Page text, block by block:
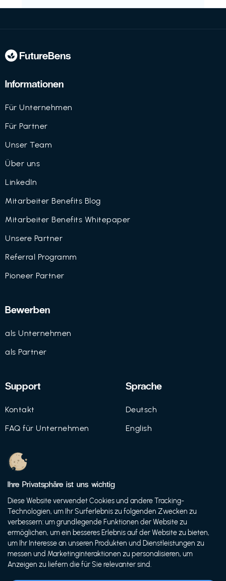
Informationen
Für Unternehmen
Für Partner
Unser Team
Über uns
LinkedIn
Mitarbeiter Benefits Blog
Mitarbeiter Benefits Whitepaper
Unsere Partner
Referral Programm
Pioneer Partner
Bewerben
als Unternehmen
als Partner
Support
Kontakt
FAQ für Unternehmen
Datenschutz
Nutzungsbedingungen
Sprache
Deutsch
English
© 2021 FutureBens GmbH
Ihre Privatsphäre ist uns wichtig
Diese Website verwendet Cookies und andere Tracking-
Technologien, um Ihr Surferlebnis zu folgenden Zwecken zu
verbessern: um grundlegende Funktionen der Website zu
ermöglichen, um ein besseres Erlebnis auf der Website zu bieten,
um Ihr Interesse an unseren Produkten und Dienstleistungen zu
messen und Marketinginteraktionen zu personalisieren, um
Anzeigen zu liefern die für Sie relevanter sind.